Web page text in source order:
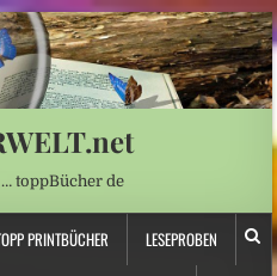
toppBücher de
PRINTBÜCHER LESEPROBEN